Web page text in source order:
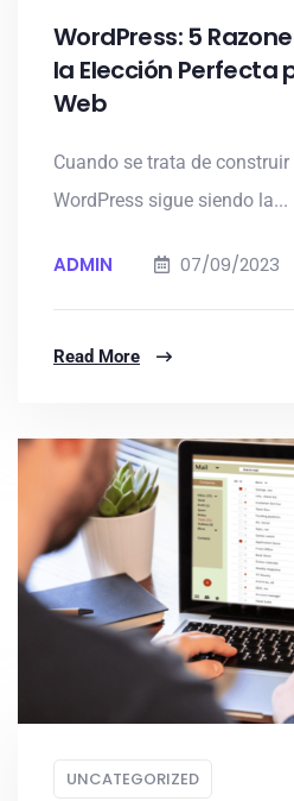
WordPress: 5
la Elección Perfecta
Web
Cuando se trata de
WordPress sigue siendo la...
ADMIN 07/09/2023
Read More
UNCATEGORIZED